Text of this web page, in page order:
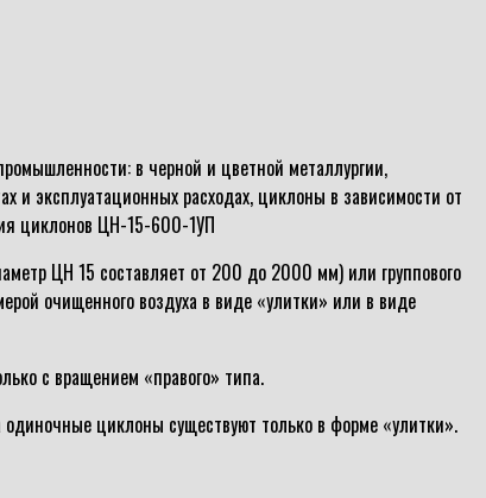
в черной и цветной металлургии,
и эксплуатационных расходах, циклоны в зависимости от
циклонов ЦН-15-600-1УП
ЦН 15 составляет от 200 до 2000 мм) или группового
очищенного воздуха в виде «улитки» или в виде
с вращением «правого» типа.
циклоны существуют только в форме «улитки».